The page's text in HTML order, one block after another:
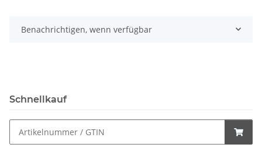
Benachrichtigen, wenn verfügbar
Schnellkauf